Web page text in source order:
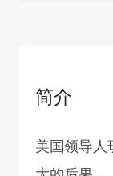
简介
美国领导人